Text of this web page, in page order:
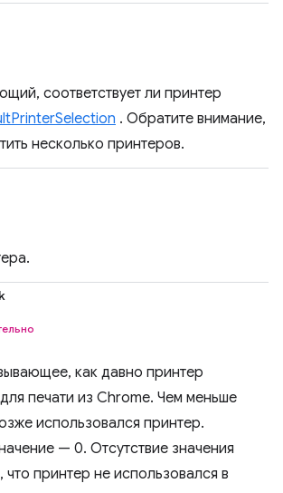
соответствует ли принтер
. Обратите внимание,
несколько принтеров.
как давно принтер
печати из Chrome. Чем меньше
использовался принтер.
— 0. Отсутствие значения
что принтер не использовался в